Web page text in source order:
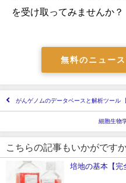
を受け取ってみませんか？
無料のニュー
がんゲノムのデータベースと解析ツール
細胞生物
こちらの記事もいかがです
培地の基本【完